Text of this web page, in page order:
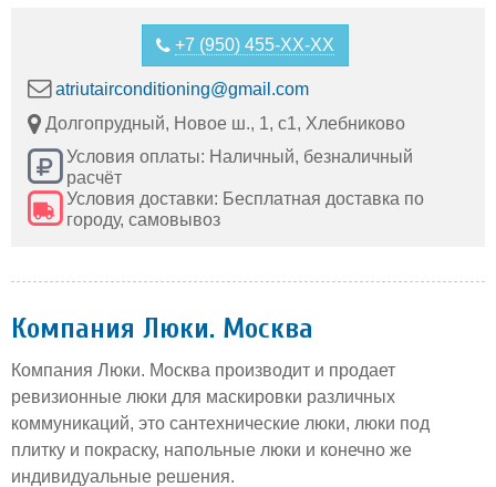
+7 (950) 455-XX-XX
atriutairconditioning@gmail.com
Долгопрудный, Новое ш., 1, с1, Хлебниково
Условия оплаты: Наличный, безналичный
расчёт
Условия доставки: Бесплатная доставка по
городу, самовывоз
Компания Люки. Москва
Компания Люки. Москва производит и продает
ревизионные люки для маскировки различных
коммуникаций, это сантехнические люки, люки под
плитку и покраску, напольные люки и конечно же
индивидуальные решения.